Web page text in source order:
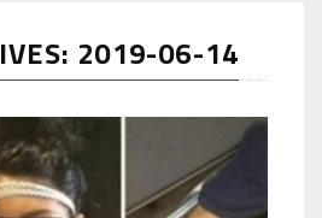
2019-06-14